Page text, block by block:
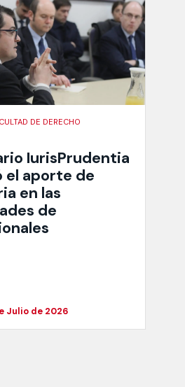
DE DERECHO
IurisPrudentia
el aporte de
en las
de
Julio de 2026